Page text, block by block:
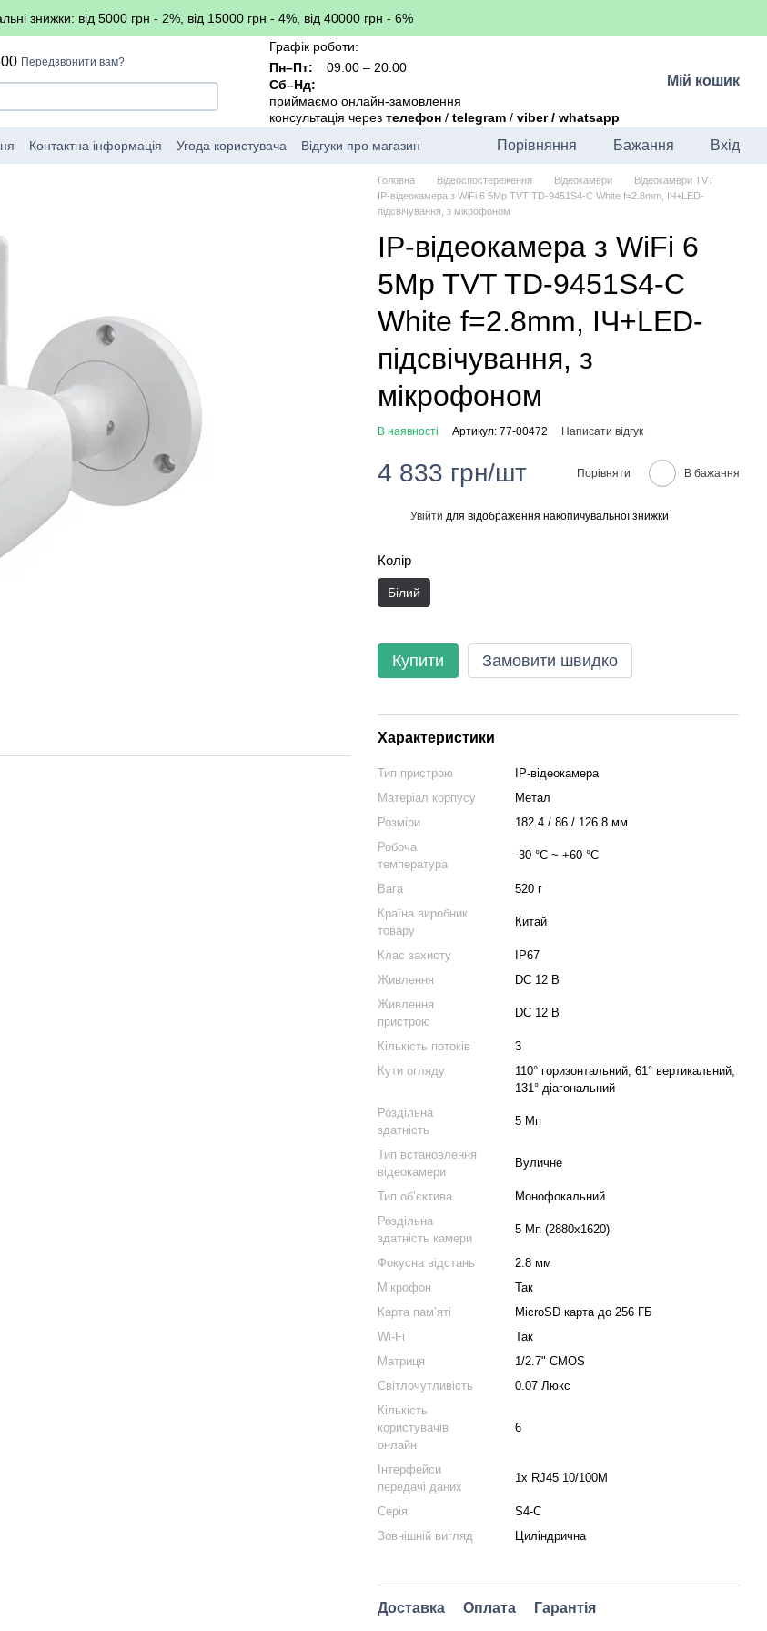
знижки: від 5000 грн - 2%, від 15000 грн - 4%, від 40000 грн - 6%
Передзвонити вам?
Графік роботи:
Пн–Пт:
09:00 – 20:00
Сб–Нд:
приймаємо онлайн-замовлення
консультація черезтелефон /telegram /viber / whatsapp
Мій кошик
Контактна інформація Угода користувача Відгуки про магазин Порівняння Бажання Вхід
Головна Відеоспостереження Відеокамери
Відеокамери TVT
IP-відеокамера з WiFi 6 5Mp TVT TD-9451S4-C White f=2.8mm, ІЧ+LED-
підсвічування, з мікрофоном
IP-відеокамера з WiFi 6
5Mp TVT TD-9451S4-C
White f=2.8mm, ІЧ+LED-
підсвічування, з
мікрофоном
В наявності Артикул: 77-00472 Написати відгук
4 833 грн/шт Порівняти В бажання
Увійти для відображення накопичувальної знижки
Колір
Білий
Купити Замовити швидко
Характеристики
Тип пристрою
IP-відеокамера
Матеріал корпусу
Метал
Розміри
182.4 / 86 / 126.8 мм
Робоча
температура
-30 °C ~ +60 °C
Вага
520 г
Країна виробник
товару
Китай
Клас захисту
IP67
Живлення
DC 12 В
Живлення
пристрою
DC 12 В
Кількість потоків
3
Кути огляду
110° горизонтальний, 61° вертикальний,
131° діагональний
Роздільна
здатність
5 Мп
Тип встановлення
відеокамери
Вуличне
Тип об’єктива
Монофокальний
Роздільна
здатність камери
5 Мп (2880x1620)
Фокусна відстань
2.8 мм
Мікрофон
Так
Карта пам’яті
MicroSD карта до 256 ГБ
Wi-Fi
Так
Матриця
1/2.7" CMOS
Світлочутливість
0.07 Люкс
Кількість
користувачів
онлайн
6
Інтерфейси
передачі даних
1x RJ45 10/100M
Серія
S4-C
Зовнішній вигляд
Циліндрична
Доставка Оплата Гарантія